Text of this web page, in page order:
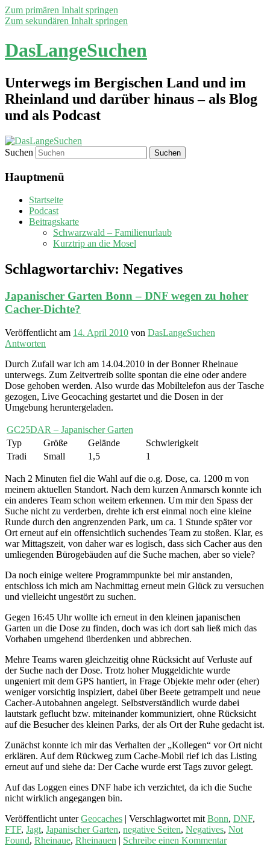
Zum primären Inhalt springen
Zum sekundären Inhalt springen
DasLangeSuchen
Unterwegs im Bergischen Land und im
Rheinland und darüber hinaus – als Blog
und als Podcast
Suchen
Hauptmenü
Startseite
Podcast
Beitragskarte
Schwarzwald – Familienurlaub
Kurztrip an die Mosel
Schlagwortarchiv: Negatives
Japanischer Garten Bonn – DNF wegen zu hoher
Cacher-Dichte?
Veröffentlicht am 14. April 2010 von DasLangeSuchen
Antworten
Durch Zufall war ich am 14.04.2010 in der Bonner Rheinaue
unterwegs. Zum Zeitvertreib sollte spontan die eine oder andere
Dose gehoben werden. Also wurde das Mobiltelefon aus der Tasche
gezogen, Live Geocaching gestartet und die Dosen in der
Umgebung heruntergeladen.
GC25DAR – Japanischer Garten
Typ
Größe Gelände
Schwierigkeit
Tradi
Small 1,5 1
Nach 2 Minuten fiel die Wahl auf die o.g. Dose, ca. 1200 m von
meinem aktuellen Standort. Nach dem kurzen Anmarsch konnte ich
ein anderes Team schon weitem erkennen. Um mir den Spass der
Suche nicht zu verderben, drehte ich erst einmal noch eine kleine
Runde durch den angrenzenden Park, um ca. 1 Stunde später vor
Ort erneut auf ein offensichtlich suchendes Team zu stoßen. Klar, es
war Mittagszeit, von daher war es logisch, dass sich Cacher aus den
umliegenden Bürogebäuden auf die Suche machen, aber so viele?
Da noch einige weitere Programmpunkte bei mir anstanden,
entschloss ich mich am Nachmittag erneut mein Glück zu versuchen
und vielleicht ungestört zu suchen.
Gegen 16:45 Uhr wollte ich erneut in den kleinen japanischen
Garten un die Dose zu finden, doch was ich dort sah ließ mich das
Vorhaben umgehend überdenken und abbrechen.
Mehre Teams waren gleichzeitig ohne Rücksicht auf Verluste auf
der Suche nach der Dose. Trotz hoher Muggeldichte wurde
ungeniert mit dem GPS hantiert, in Frage Objekte mehr oder (eher)
weniger vorsichtig inspiziert, dabei über Beete getrampelt und neue
Cacher-Autobahnen angelegt. Selbstverständlich wurde dabei
lautstark geflucht bzw. miteinander kommuniziert, ohne Rücksicht
auf die Besucher des kleinen Parks, der als Ort der Ruhe gedacht ist.
Zunächst konnte ich mir das Verhalten der „Kollegen“ vor Ort nicht
erklären. Auf dem Rückweg zum Cache-Mobil rief ich das Listing
erneut auf und siehe da: Der Cache wurde erst Tags zuvor gelegt.
Auf das Loggen eines DNF habe ich verzichtet, da ich die Suche
nicht wirklich angegangen bin.
Veröffentlicht unter Geocaches | Verschlagwortet mit Bonn, DNF,
FTF, Jagt, Japanischer Garten, negative Seiten, Negatives, Not
Found, Rheinaue, Rheinauen | Schreibe einen Kommentar